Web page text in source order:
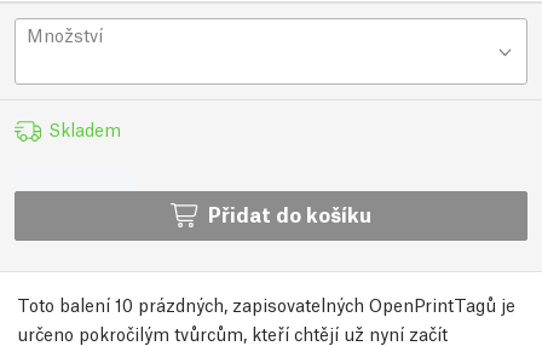
Množství
Skladem
Přidat do košíku
Toto balení 10 prázdných, zapisovatelných OpenPrintTagů je
určeno pokročilým tvůrcům, kteří chtějí už nyní začít